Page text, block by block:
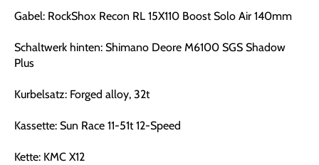
Gabel: RockShox Recon RL 15X110 Boost Solo Air 140mm
Schaltwerk hinten: Shimano Deore M6100 SGS Shadow
Plus
Kurbelsatz: Forged alloy, 32t
Kassette: Sun Race 11-51t 12-Speed
Kette: KMC X12